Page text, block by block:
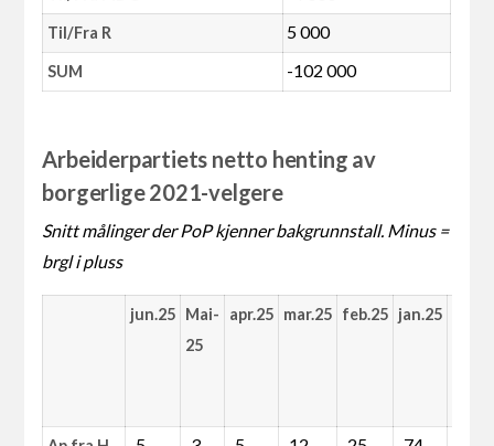
Til/Fra R 5 000
SUM -102 000
Arbeiderpartiets netto henting av
borgerlige 2021-velgere
Snitt målinger der PoP kjenner bakgrunnstall. Minus =
brgl i pluss
jun.25 Mai-
25
apr.25 mar.25 feb.25 jan.25